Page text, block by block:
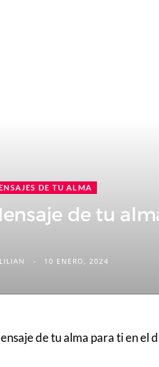
DE TU ALMA
de tu
LILIAN 10 ENERO, 2024
de tu alma para ti en el